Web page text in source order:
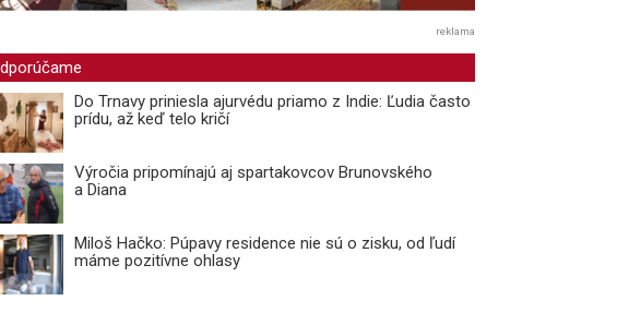
reklama
Do Trnavy priniesla ajurvédu priamo z Indie: Ľudia často
prídu, až keď telo kričí
Výročia pripomínajú aj spartakovcov Brunovského
a Diana
Miloš Hačko: Púpavy residence nie sú o zisku, od ľudí
máme pozitívne ohlasy